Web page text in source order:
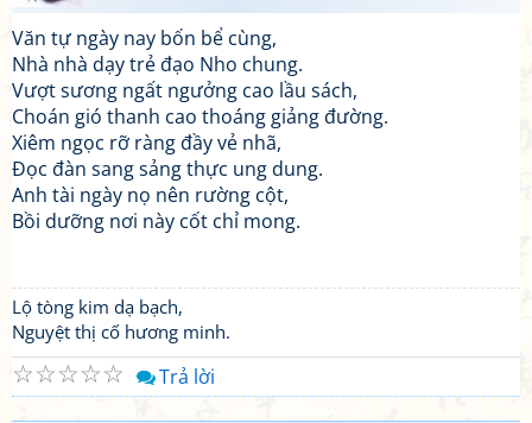
Văn tự ngày nay bốn bể cùng,
Nhà nhà dạy trẻ đạo Nho chung.
Vượt sương ngất ngưởng cao lầu sách,
Choán gió thanh cao thoáng giảng đường.
Xiêm ngọc rỡ ràng đầy vẻ nhã,
Đọc đàn sang sảng thực ung dung.
Anh tài ngày nọ nên rường cột,
Bồi dưỡng nơi này cốt chỉ mong.
Lộ tòng kim dạ bạch,
Nguyệt thị cố hương minh.
☆
☆
☆
☆
☆ Trả lời